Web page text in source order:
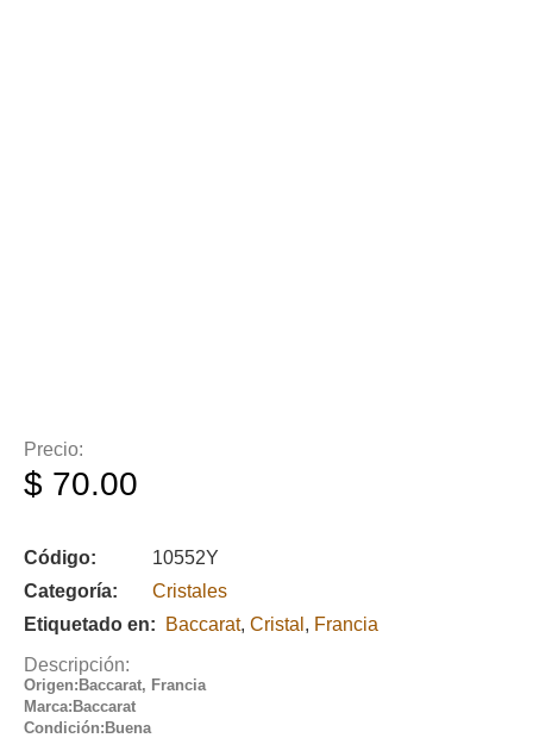
Precio:
$ 70.00
Código:
10552Y
Categoría:
Cristales
Etiquetado en:
Baccarat, Cristal , Francia
Descripción:
Origen:Baccarat, Francia
Marca:Baccarat
Condición:Buena